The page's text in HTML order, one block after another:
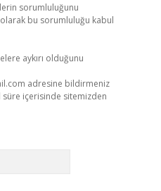
sorumluluğunu
bu sorumluluğu kabul
aykırı olduğunu
adresine bildirmeniz
içerisinde sitemizden